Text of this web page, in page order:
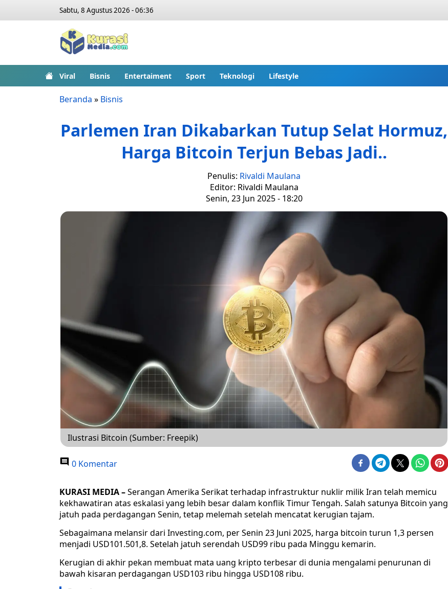
Sabtu, 8 Agustus 2026 - 06:36
Viral Bisnis Entertaiment Sport Teknologi Lifestyle
Beranda » Bisnis
Parlemen Iran Dikabarkan Tutup Selat Hormuz,
Harga Bitcoin Terjun Bebas Jadi..
Penulis: Rivaldi Maulana
Editor: Rivaldi Maulana
Senin, 23 Jun 2025 - 18:20
Ilustrasi Bitcoin (Sumber: Freepik)
0 Komentar
KURASI MEDIA –Serangan Amerika Serikat terhadap infrastruktur nuklir milik Iran telah memicu
kekhawatiran atas eskalasi yang lebih besar dalam konflik Timur Tengah. Salah satunya Bitcoin yang
jatuh pada perdagangan Senin, tetap melemah setelah mencatat kerugian tajam.
Sebagaimana melansir dari Investing.com, per Senin 23 Juni 2025, harga bitcoin turun 1,3 persen
menjadi USD101.501,8. Setelah jatuh serendah USD99 ribu pada Minggu kemarin.
Kerugian di akhir pekan membuat mata uang kripto terbesar di dunia mengalami penurunan di
bawah kisaran perdagangan USD103 ribu hingga USD108 ribu.